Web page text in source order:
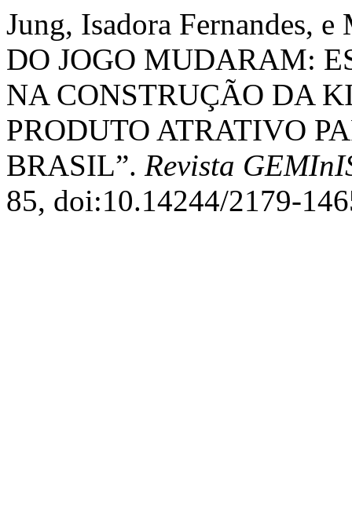
Jung, Isadora Fernandes,
DO JOGO MUDARAM:
NA CONSTRUÇÃO DA
PRODUTO ATRATIVO
BRASIL”. Revista
85, doi:10.14244/2179-